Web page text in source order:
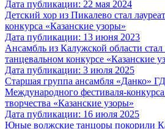
Дата публикации: 22 мая 2024
Детский хор из Пикалево стал
конкурса «Казанские узоры»
Дата публикации: 13 июня 2023
Ансамбль из Калужской области стал
танцевальном конкурсе «Казанские
Дата публикации: 3 июля 2025
Старшая группа ансамбля «Данко»
Международного фестиваля-
творчества «Казанские узоры»
Дата публикации: 16 июля 2025
Юные волжские танцоры покорили